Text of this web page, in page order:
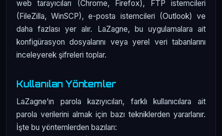
web tarayıcıları (Chrome, Firefox), FTP istemcileri
(FileZilla, WinSCP), e-posta istemcileri (Outlook) ve
daha fazlası yer alır. LaZagne, bu uygulamalara ait
konfigürasyon dosyalarını veya yerel veri tabanlarını
inceleyerek şifreleri toplar.
Kullanılan Yöntemler
LaZagne’ın parola kazıyıcıları, farklı kullanıcılara ait
parola verilerini almak için bazı tekniklerden yararlanır.
İşte bu yöntemlerden bazıları: